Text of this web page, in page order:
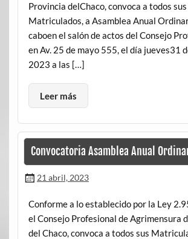
Provincia delChaco, convoca a todos sus
Matriculados, a Asamblea Anual
caboen el salón de actos del Consejo
en Av. 25 de mayo 555, el día jueves31
2023 a las […]
Leer más
Convocatoria Asamblea Anual
21 abril, 2023
Conforme a lo establecido por la Ley
el Consejo Profesional de Agrimensura
del Chaco, convoca a todos sus